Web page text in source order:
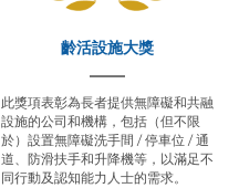
齡活設施大獎
此獎項表彰為長者提供無障礙和共融
設施的公司和機構，包括（但不限
於）設置無障礙洗手間 / 停車位 / 通
道、防滑扶手和升降機等，以滿足不
同行動及認知能力人士的需求。